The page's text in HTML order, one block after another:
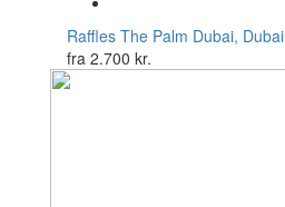
Raffles The Palm Dubai, Dubai
fra 2.700 kr.